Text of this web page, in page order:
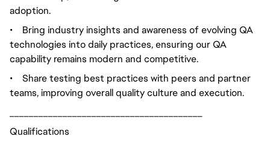
adoption.
•
Bring industry insights and awareness of evolving QA
technologies into daily practices, ensuring our QA
capability remains modern and competitive.
•
Share testing best practices with peers and partner
teams, improving overall quality culture and execution.
Qualifications